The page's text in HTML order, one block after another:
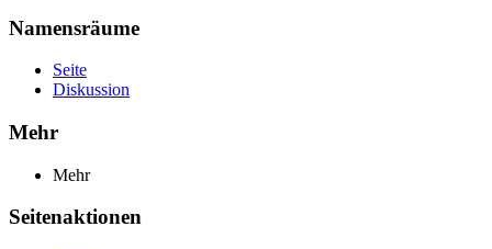
Namensräume
Seite
Diskussion
Mehr
Mehr
Seitenaktionen